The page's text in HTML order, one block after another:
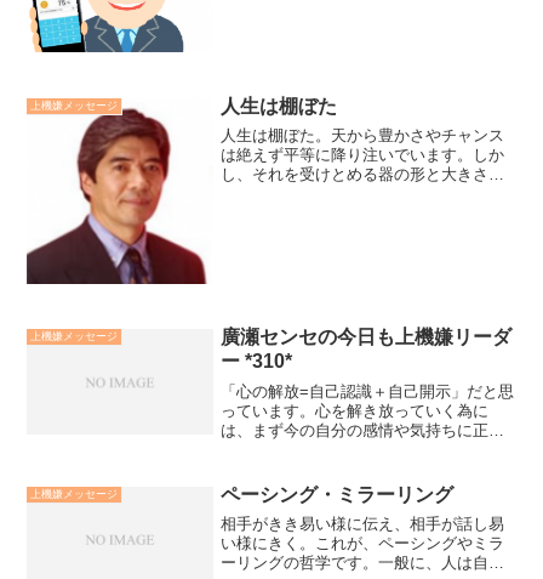
上機嫌メッセージ 人生は棚ぼた
人生は棚ぼた。天から豊かさやチャンス
は絶えず平等に降り注いでいます。しか
し、それを受けとめる器の形と大きさの
上機嫌メッセージ
廣瀬センセの今日も上機嫌リーダ
ー *310*
「心の解放=自己認識＋自己開示」だと思
っています。心を解き放っていく為に
は、まず今の自分の感情や気持ちに正直
に表現し聴いてもらうこと（自己開示す
ること）です。その鍵は評...
上機嫌メッセージ ペーシング・ミラーリング
相手がきき易い様に伝え、相手が話し易
い様にきく。これが、ペーシングやミラ
ーリングの哲学です。一般に、人は自分